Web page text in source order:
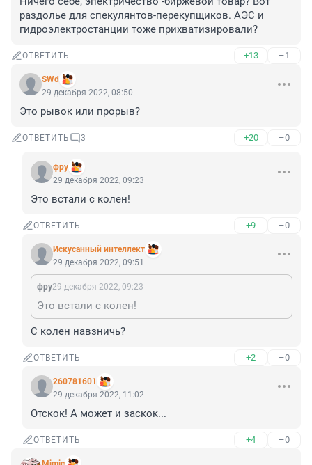
раздолье для спекулянтов-перекупщиков. АЭС и
гидроэлектростанции тоже прихватизировали?
ОТВЕТИТЬ +13 –1
SWd
29 декабря 2022, 08:50
Это рывок или прорыв?
ОТВЕТИТЬ 3 +20 –0
фру
29 декабря 2022, 09:23
Это встали с колен!
ОТВЕТИТЬ +9 –0
Искусанный интеллект
29 декабря 2022, 09:51
фру29 декабря 2022, 09:23
Это встали с колен!
С колен навзничь?
ОТВЕТИТЬ +2 –0
260781601
29 декабря 2022, 11:02
Отскок! А может и заскок...
ОТВЕТИТЬ +4 –0